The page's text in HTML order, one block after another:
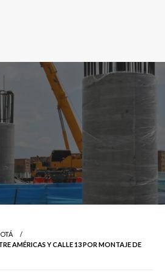
AMÉRICAS Y CALLE 13 POR MONTAJE DE